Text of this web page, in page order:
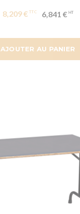
AJOUTER AU PANIER
8,209 € 6,841 €